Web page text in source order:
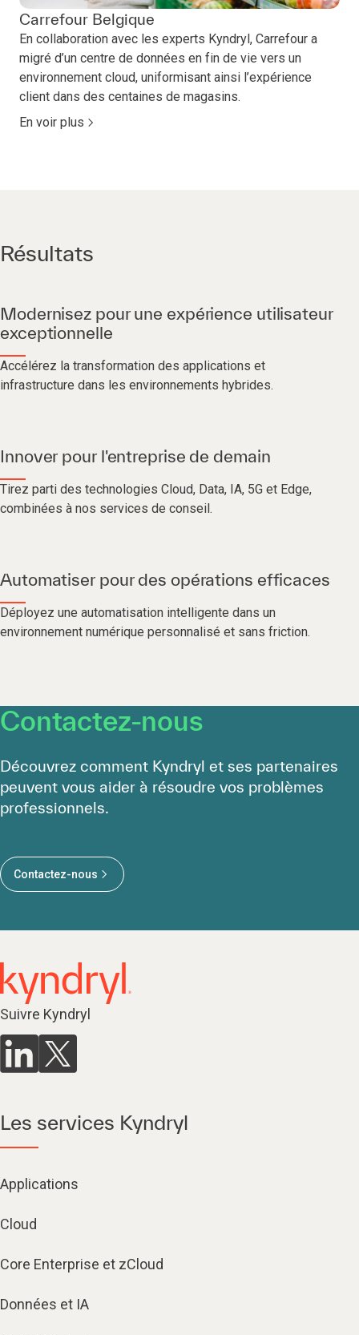
Carrefour Belgique
En collaboration avec les experts Kyndryl, Carrefour a
migré d’un centre de données en fin de vie vers un
environnement cloud, uniformisant ainsi l’expérience
client dans des centaines de magasins.
En voir plus
Résultats
Modernisez pour une expérience utilisateur
exceptionnelle
Accélérez la transformation des applications et
infrastructure dans les environnements hybrides.
Innover pour l'entreprise de demain
Tirez parti des technologies Cloud, Data, IA, 5G et Edge,
combinées à nos services de conseil.
Automatiser pour des opérations efficaces
Déployez une automatisation intelligente dans un
environnement numérique personnalisé et sans friction.
Contactez-nous
Découvrez comment Kyndryl et ses partenaires
peuvent vous aider à résoudre vos problèmes
professionnels.
Contactez-nous
Suivre Kyndryl
Les services Kyndryl
Applications
Cloud
Core Enterprise et zCloud
Données et IA